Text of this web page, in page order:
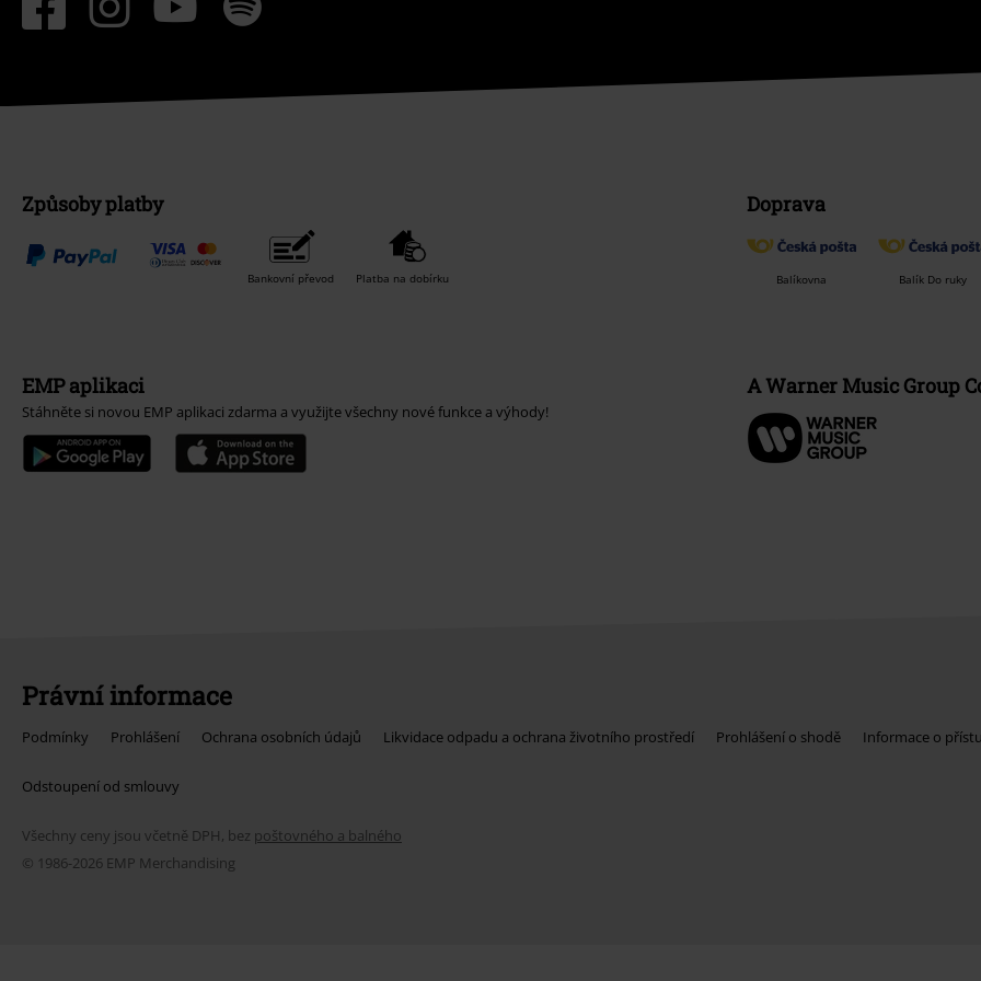
Způsoby platby
Bankovní převod Platba na dobírku
Doprava
Balíkovna Balík Do ruky
EMP aplikaci
Stáhněte si novou EMP aplikaci zdarma a využijte všechny nové funkce a výhody!
A Warner Music Group
Právní informace
Podmínky Prohlášení Ochrana osobních údajů Likvidace odpadu a ochrana životního prostředí Prohlášení o shodě Informace o
Odstoupení od smlouvy
Všechny ceny jsou včetně DPH, bez poštovného a balného
© 1986-2026 EMP Merchandising